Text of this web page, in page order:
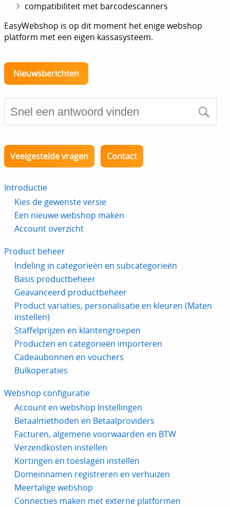
compatibiliteit met barcodescanners
EasyWebshop is op dit moment het enige webshop
platform met een eigen kassasysteem.
Nieuwsberichten
Veelgestelde vragen Contact
Introductie
Kies de gewenste versie
Een nieuwe webshop maken
Account overzicht
Product beheer
Indeling in categorieën en subcategorieën
Basis productbeheer
Geavanceerd productbeheer
Product variaties, personalisatie en kleuren (Maten
instellen)
Staffelprijzen en klantengroepen
Producten en categorieën importeren
Cadeaubonnen en vouchers
Bulkoperaties
Webshop configuratie
Account en webshop Instellingen
Betaalmethoden en Betaalproviders
Facturen, algemene voorwaarden en BTW
Verzendkosten instellen
Kortingen en toeslagen instellen
Domeinnamen registreren en verhuizen
Meertalige webshop
Connecties maken met externe platformen